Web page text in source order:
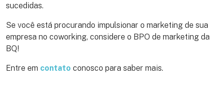
sucedidas.
Se você está procurando impulsionar o marketing de sua
empresa no coworking, considere o BPO de marketing da
BQ!
Entre em contato conosco para saber mais.